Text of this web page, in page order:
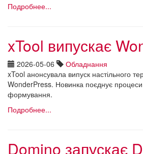
Подробнее...
xTool випускає
2026-05-06
Обладнання
xTool анонсувала випуск настільного
WonderPress. Новинка поєднує
формування.
Подробнее...
Domino запускає